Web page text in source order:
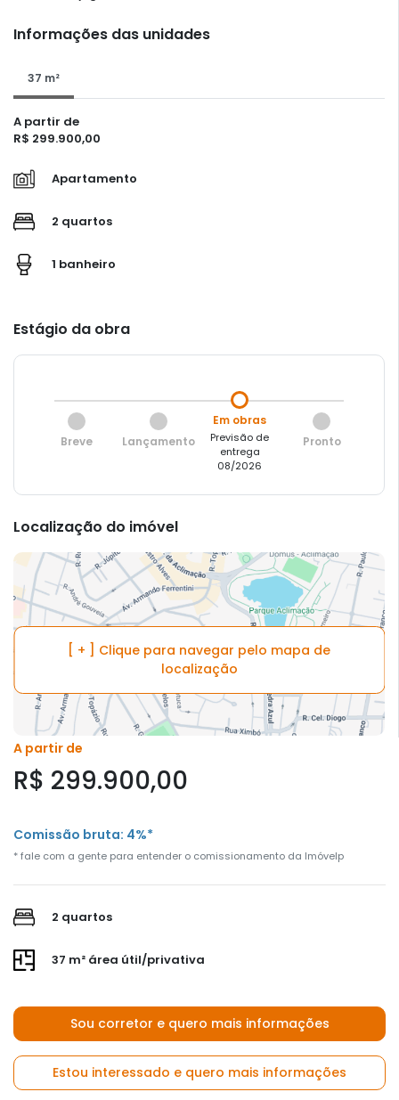
Informações das unidades
37 m²
A partir de
R$ 299.900,00
Apartamento
2 quartos
1 banheiro
Estágio da obra
Breve Lançamento
Em obras
Previsão de
entrega
08/2026
Pronto
Localização do imóvel
[ + ] Clique para navegar pelo mapa de
localização
A partir de
R$ 299.900,00
Comissão bruta: 4%*
* fale com a gente para entender o comissionamento da Imóvelp
2 quartos
37 m² área útil/privativa
Sou corretor e quero mais informações
Estou interessado e quero mais informações